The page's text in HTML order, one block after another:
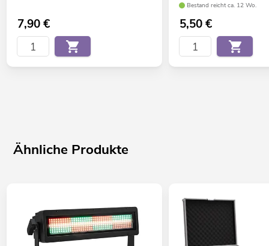
7,90€
Bestand reicht ca. 12 Wo.
5,50€
Ähnliche Produkte